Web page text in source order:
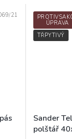
21
ÚPRAVA
TŘPYTIVÝ
Sander
polštář